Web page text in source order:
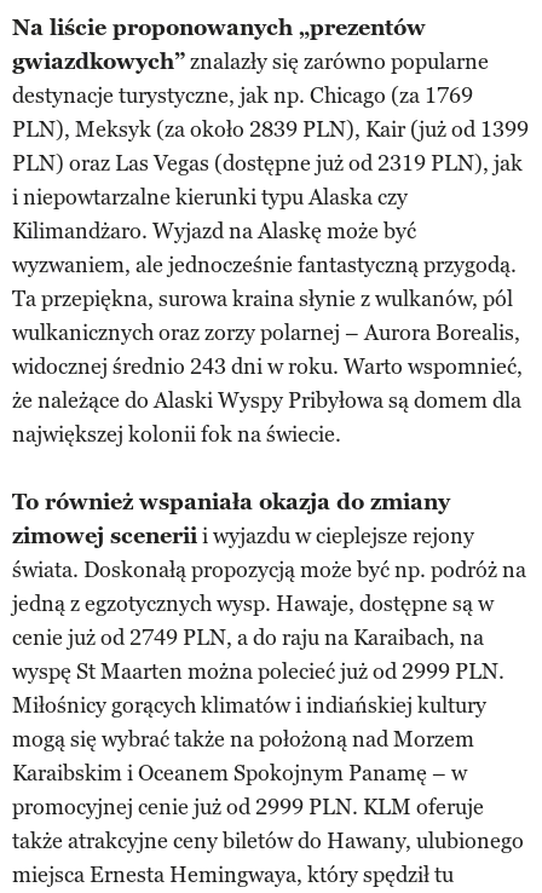
Na liście proponowanych „prezentów
gwiazdkowych”znalazły się zarówno popularne
destynacje turystyczne, jak np. Chicago (za 1769
PLN), Meksyk (za około 2839 PLN), Kair (już od 1399
PLN) oraz Las Vegas (dostępne już od 2319 PLN), jak
i niepowtarzalne kierunki typu Alaska czy
Kilimandżaro. Wyjazd na Alaskę może być
wyzwaniem, ale jednocześnie fantastyczną przygodą.
Ta przepiękna, surowa kraina słynie z wulkanów, pól
wulkanicznych oraz zorzy polarnej – Aurora Borealis,
widocznej średnio 243 dni w roku. Warto wspomnieć,
że należące do Alaski Wyspy Pribyłowa są domem dla
największej kolonii fok na świecie.
To również wspaniała okazja do zmiany
zimowej sceneriii wyjazdu w cieplejsze rejony
świata. Doskonałą propozycją może być np. podróż na
jedną z egzotycznych wysp. Hawaje, dostępne są w
cenie już od 2749 PLN, a do raju na Karaibach, na
wyspę St Maarten można polecieć już od 2999 PLN.
Miłośnicy gorących klimatów i indiańskiej kultury
mogą się wybrać także na położoną nad Morzem
Karaibskim i Oceanem Spokojnym Panamę – w
promocyjnej cenie już od 2999 PLN. KLM oferuje
także atrakcyjne ceny biletów do Hawany, ulubionego
miejsca Ernesta Hemingwaya, który spędził tu